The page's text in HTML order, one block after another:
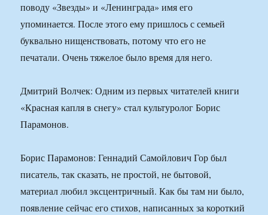
поводу «Звезды» и «Ленинграда» имя его
упоминается. После этого ему пришлось с семьей
буквально нищенствовать, потому что его не
печатали. Очень тяжелое было время для него.
Дмитрий Волчек: Одним из первых читателей книги
«Красная капля в снегу» стал культуролог Борис
Парамонов.
Борис Парамонов: Геннадий Самойлович Гор был
писатель, так сказать, не простой, не бытовой,
материал любил эксцентричный. Как бы там ни было,
появление сейчас его стихов, написанных за короткий